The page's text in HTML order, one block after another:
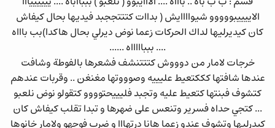
الاييييبووووو شيواااايش ( بداات كتتتججبد فيديها بحال كيفاش
كان كيديرليها لداك الحركات زعما نوض ديرلي بحال هاكدا)بب باااه
.... ببباااااه ......
خرجات لامار من دوووش كتتتنشف فشعرها بالفوطة وشافت
عندها شافتها كككتعيط عليييه وصوووتها مغنغن .. وقربات عندهم
كتشوف فبنتها كتعيط عليه وتجبد فليييحتوووو كتقولو نوض نلعبو
... كتجي حداه فسرير وتنعس على ضهرها و تبدا تقلب كيفاش كان
كيدرليها وتشوف عندو زعما هانا درتهااا و ضرب فوجهو ولامار خانوها